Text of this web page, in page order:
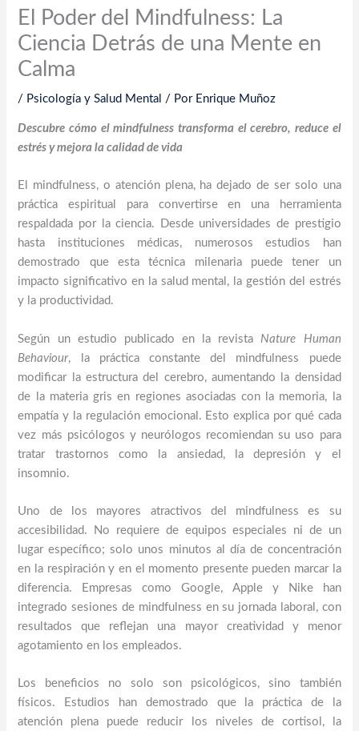
El Poder del Mindfulness: La
Ciencia Detrás de una Mente en
Calma
/ Psicología y Salud Mental / Por Enrique Muñoz
Descubre cómo el mindfulness transforma el cerebro, reduce el
estrés y mejora la calidad de vida
El mindfulness, o atención plena, ha dejado de ser solo una
práctica espiritual para convertirse en una herramienta
respaldada por la ciencia. Desde universidades de prestigio
hasta instituciones médicas, numerosos estudios han
demostrado que esta técnica milenaria puede tener un
impacto significativo en la salud mental, la gestión del estrés
y la productividad.
Según un estudio publicado en la revista Nature Human
Behaviour, la práctica constante del mindfulness puede
modificar la estructura del cerebro, aumentando la densidad
de la materia gris en regiones asociadas con la memoria, la
empatía y la regulación emocional. Esto explica por qué cada
vez más psicólogos y neurólogos recomiendan su uso para
tratar trastornos como la ansiedad, la depresión y el
insomnio.
Uno de los mayores atractivos del mindfulness es su
accesibilidad. No requiere de equipos especiales ni de un
lugar específico; solo unos minutos al día de concentración
en la respiración y en el momento presente pueden marcar la
diferencia. Empresas como Google, Apple y Nike han
integrado sesiones de mindfulness en su jornada laboral, con
resultados que reflejan una mayor creatividad y menor
agotamiento en los empleados.
Los beneficios no solo son psicológicos, sino también
físicos. Estudios han demostrado que la práctica de la
atención plena puede reducir los niveles de cortisol, la